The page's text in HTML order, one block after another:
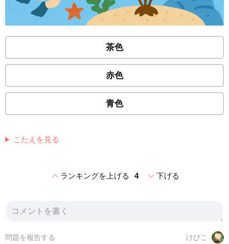
茶色
赤色
青色
こたえを見る
expand_lessランキングを上げる 4 expand_more下げる
けぴこ
問題を報告する